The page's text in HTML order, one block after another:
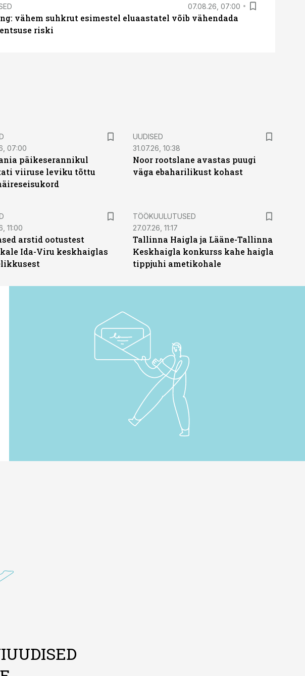
07.08.26, 07:00
vähem suhkrut esimestel eluaastatel võib vähendada
riski
07:00
päikeserannikul
viiruse leviku tõttu
UUDISED
31.07.26, 10:38
Noor rootslane avastas puugi
väga ebaharilikust kohast
11:00
arstid ootustest
Ida-Viru keskhaiglas
ST
TÖÖKUULUTUSED
27.07.26, 11:17
Tallinna Haigla ja Lääne-Tallinna
Keskhaigla konkurss kahe haigla
tippjuhi ametikohale